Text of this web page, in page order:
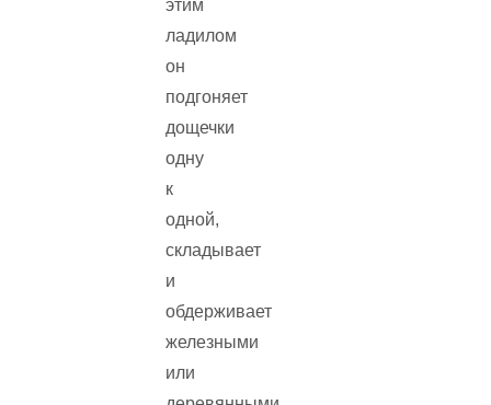
этим
ладилом
он
подгоняет
дощечки
одну
к
одной,
складывает
и
обдерживает
железными
или